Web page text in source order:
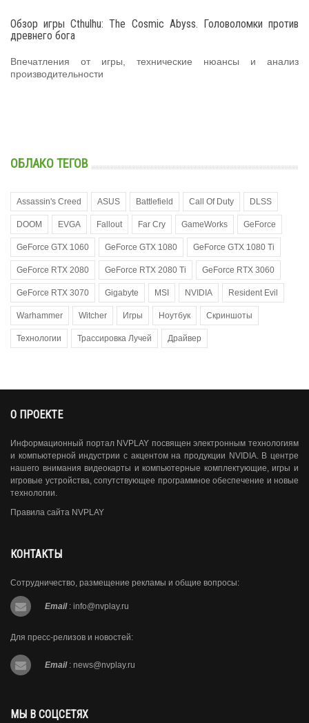
Обзор игры Cthulhu: The Cosmic Abyss. Головоломки против
древнего бога
Впечатления от игры, технические нюансы и анализ
производительности
ОБЛАКО ТЕГОВ
Assassin's Creed ASUS Battlefield Call Of Duty DLSS
DOOM EVGA Fallout Far Cry GameWorks GeForce
GeForce GTX 1060 GeForce GTX 1080 GeForce GTX 1080 Ti
GeForce RTX 2080 GeForce RTX 2080 Ti GeForce RTX 3060
GeForce RTX 3070 Gigabyte MSI NVIDIA Resident Evil
Warhammer Witcher Игры Ноутбук Скриншоты
Технологии Трассировка Лучей Драйвер
О ПРОЕКТЕ
Информационный портал NVPLAY посвящен электронным технологиям
и компьютерной индустрии с акцентом на продукции NVIDIA. В центре
нашего внимания видеокарты и компьютерные комплектующие, игры и
игровые устройства, сопутствующее программное обеспечение и новые
технологии.
Правила сайта NVPLAY
КОНТАКТЫ
Сотрудничество, размещение рекламы и общие вопросы:
Email : info@nvplay.ru
Для пресс-релизов и новостей:
Email : news@nvplay.ru
МЫ В СОЦСЕТЯХ